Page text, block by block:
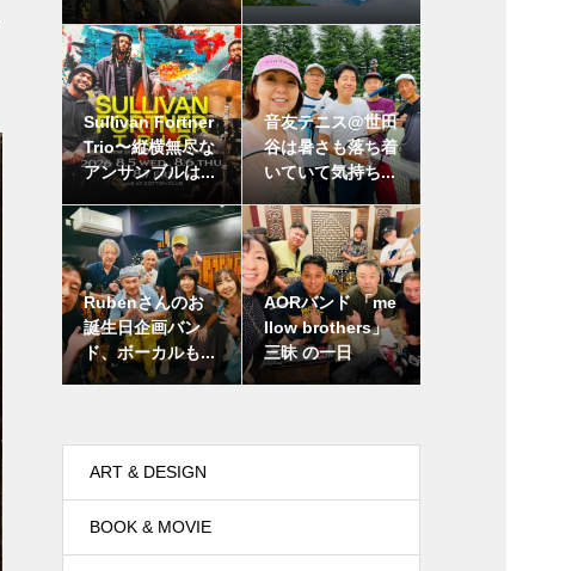
Sullivan Fortner
Trio〜縦横無尽な
アンサンブルは...
音友テニス@世田
谷は暑さも落ち着
いていて気持ち...
Rubenさんのお
誕生日企画バン
ド、ボーカルも...
AORバンド 「me
llow brothers」
三昧 の一日
ART & DESIGN
BOOK & MOVIE